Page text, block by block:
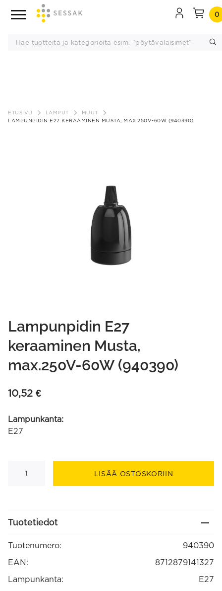
sisältöön
0
ETUSIVU LAMPUT
MUUT
LAMPUNPIDIN E27 KERAAMINEN MUSTA, MAX.250V-60W (940390)
Lampunpidin E27
keraaminen Musta,
max.250V-60W (940390)
10,52 €
Lampunkanta:
E27
LISÄÄ OSTOSKORIIN
Tuotetiedot
Tuotenumero:
940390
EAN:
8712879141327
Lampunkanta:
E27